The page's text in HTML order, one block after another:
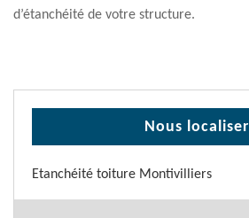
d’étanchéité de votre structure.
Nous localiser
Etanchéité toiture Montivilliers